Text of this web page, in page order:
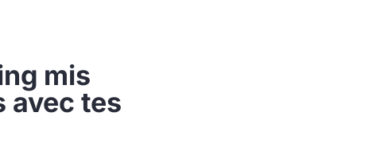
mis
avec tes